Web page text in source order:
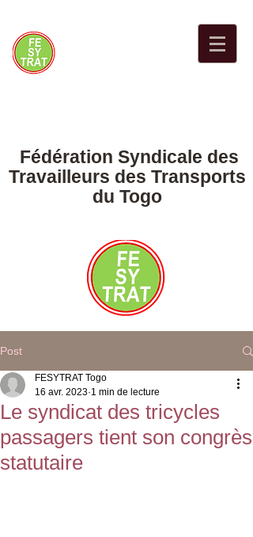
Fédération Syndicale des
Travailleurs des Transports
du Togo
Post
Le syndicat des tricycles
passagers tient son congrès
statutaire
FESYTRAT Togo
16 avr. 2023 1 min de lecture